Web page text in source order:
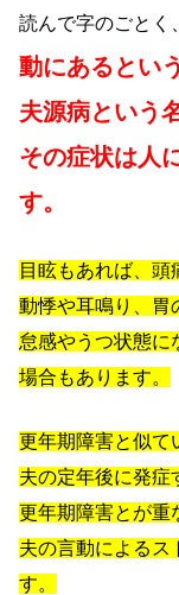
読んで字のごとく、
動にあるとい
夫源病という
その症状は人
す。
目眩もあれば、頭
動悸や耳鳴り、胃
怠感やうつ状態に
場合もあります。
更年期障害と似て
夫の定年後に発症
更年期障害とが重
夫の言動によるス
す。